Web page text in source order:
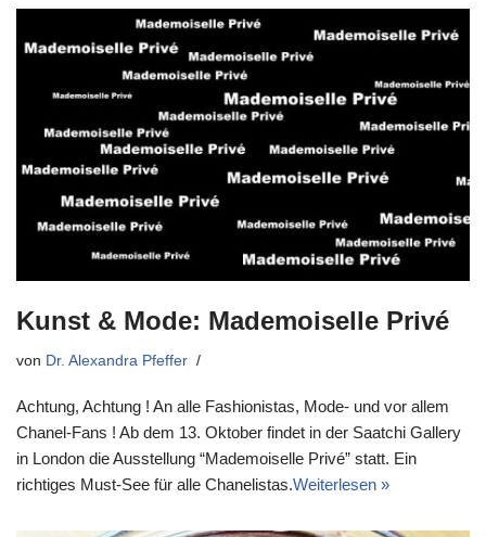
Kunst & Mode: Mademoiselle Privé
von Dr. Alexandra Pfeffer
Achtung, Achtung ! An alle Fashionistas, Mode- und vor allem
Chanel-Fans ! Ab dem 13. Oktober findet in der Saatchi Gallery
in London die Ausstellung “Mademoiselle Privé” statt. Ein
richtiges Must-See für alle Chanelistas.Weiterlesen »